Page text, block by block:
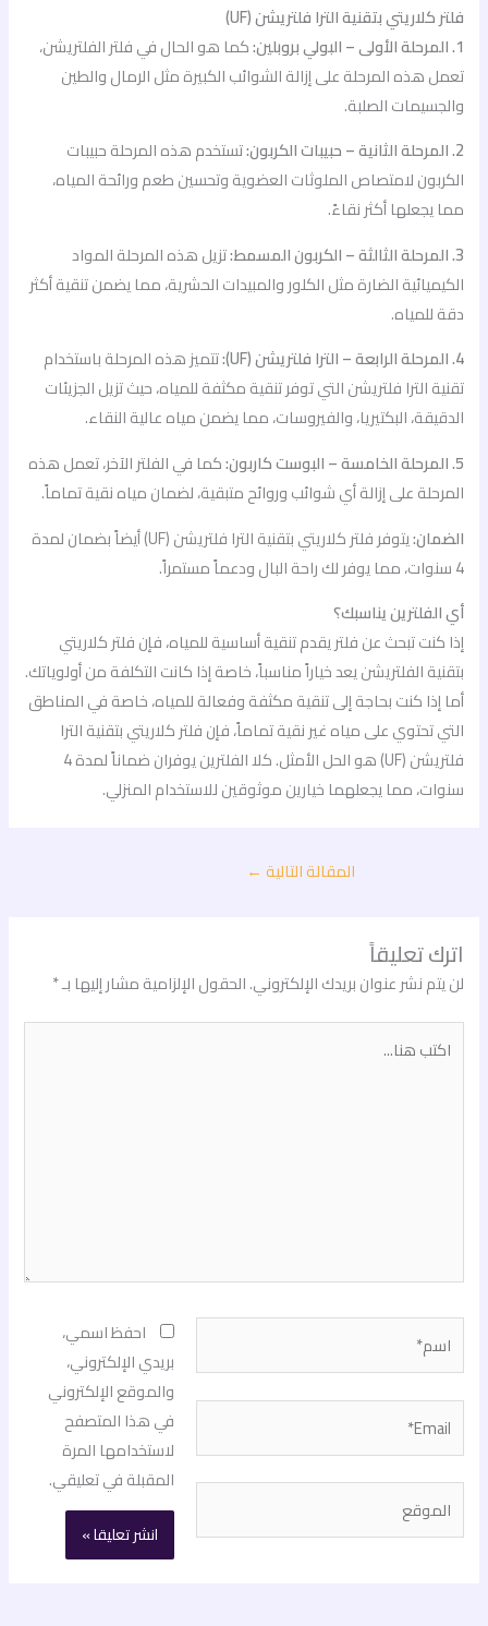
فلتر كلاريتي بتقنية الترا فلتريشن (UF)
1. المرحلة الأولى – البولي بروبلين:
كما هو الحال في فلتر الفلتريشن،
تعمل هذه المرحلة على إزالة الشوائب الكبيرة مثل الرمال والطين
والجسيمات الصلبة.
2. المرحلة الثانية – حبيبات الكربون:
تستخدم هذه المرحلة حبيبات
الكربون لامتصاص الملوثات العضوية وتحسين طعم ورائحة المياه،
مما يجعلها أكثر نقاءً.
3. المرحلة الثالثة – الكربون المسمط:
تزيل هذه المرحلة المواد
الكيميائية الضارة مثل الكلور والمبيدات الحشرية، مما يضمن تنقية أكثر
دقة للمياه.
4. المرحلة الرابعة – الترا فلتريشن (UF):
تتميز هذه المرحلة باستخدام
تقنية الترا فلتريشن التي توفر تنقية مكثفة للمياه، حيث تزيل الجزيئات
الدقيقة، البكتيريا، والفيروسات، مما يضمن مياه عالية النقاء.
5. المرحلة الخامسة – البوست كاربون:
كما في الفلتر الآخر، تعمل هذه
المرحلة على إزالة أي شوائب وروائح متبقية، لضمان مياه نقية تماماً.
الضمان:
يتوفر فلتر كلاريتي بتقنية الترا فلتريشن (UF) أيضاً بضمان لمدة
4 سنوات، مما يوفر لك راحة البال ودعماً مستمراً.
أي الفلترين يناسبك؟
إذا كنت تبحث عن فلتر يقدم تنقية أساسية للمياه، فإن فلتر كلاريتي
بتقنية الفلتريشن يعد خياراً مناسباً، خاصة إذا كانت التكلفة من أولوياتك.
أما إذا كنت بحاجة إلى تنقية مكثفة وفعالة للمياه، خاصة في المناطق
التي تحتوي على مياه غير نقية تماماً، فإن فلتر كلاريتي بتقنية الترا
فلتريشن (UF) هو الحل الأمثل. كلا الفلترين يوفران ضماناً لمدة 4
سنوات، مما يجعلهما خيارين موثوقين للاستخدام المنزلي.
المقالة التالية ←
اترك تعليقاً
لن يتم نشر عنوان بريدك الإلكتروني.الحقول الإلزامية مشار إليها بـ*
هنا...
احفظ اسمي،
بريدي الإلكتروني،
والموقع الإلكتروني
في هذا المتصفح
لاستخدامها المرة
المقبلة في تعليقي.